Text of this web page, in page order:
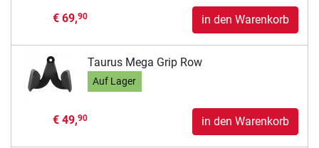
€ 69,90 in den Warenkorb
Taurus Mega Grip Row
Auf Lager
€ 49,90 in den Warenkorb